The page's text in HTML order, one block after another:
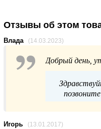
Отзывы об этом
Влада (14.03.2023)
Добрый день,
Игорь (13.01.2017)